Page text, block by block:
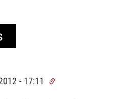
- 17:11